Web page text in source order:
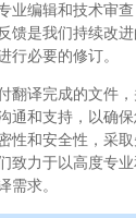
业编辑和技术审
馈是我们持续改
行必要的修订。
翻译完成的文件，
通和支持，以确
性和安全性，采
致力于以高度专
需求。